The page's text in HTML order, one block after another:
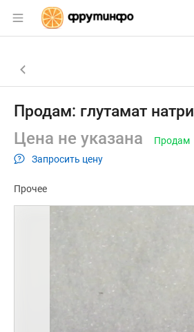
Раздел навигации по
Объявление:
Навигация и
Назад к списку объявлений
Продам: глутамат
Цена не указана
Запросить цену
Продам
Прочее